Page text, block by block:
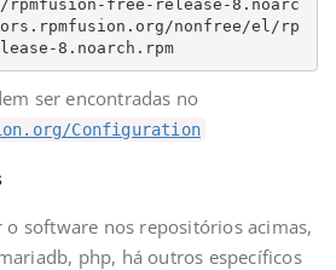
free-release-8.noarc
nonfree/el/rp
8.noarch.rpm
ser encontradas no
Configuration
o software nos repositórios acimas,
php, há outros específicos